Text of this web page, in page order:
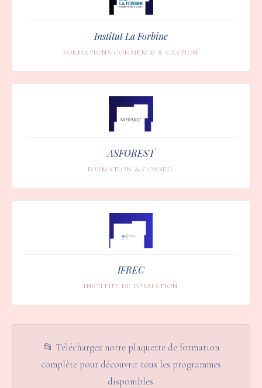
Institut La Forbine
FORMATIONS COMMERCE & GESTION
ASFOREST
FORMATION & CONSEIL
IFREC
INSTITUT DE FORMATION
📂 Téléchargez notre plaquette de formation
complète pour découvrir tous les programmes
disponibles.